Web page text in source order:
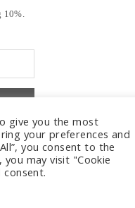
10%.
give you the most
your preferences and
you consent to the
you may visit "Cookie